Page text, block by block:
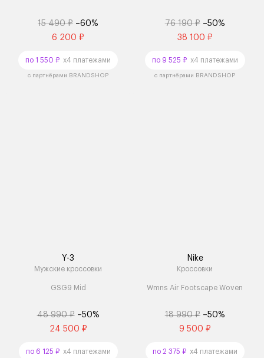
15 490 ₽ –60%
6 200 ₽
по 1 550 ₽ x4 платежами
с партнёрами BRANDSHOP
76 190 ₽ –50%
38 100 ₽
по 9 525 ₽x4 платежами
с партнёрами BRANDSHOP
Y-3
Мужские кроссовки
GSG9 Mid
48 990 ₽ –50%
24 500 ₽
по 6 125 ₽x4 платежами
Nike
Кроссовки
Wmns Air Footscape Woven
18 990 ₽ –50%
9 500 ₽
по 2 375 ₽x4 платежами